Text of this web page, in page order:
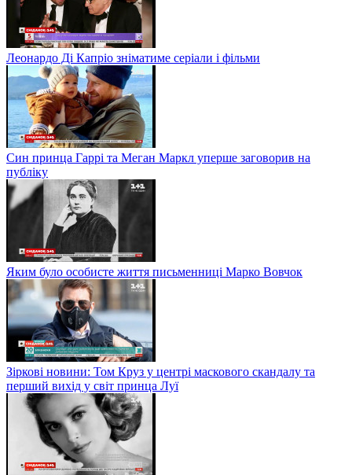
Леонардо Ді Капріо зніматиме серіали і фільми
Син принца Гаррі та Меган Маркл уперше заговорив на
публіку
Яким було особисте життя письменниці Марко Вовчок
Зіркові новини: Том Круз у центрі маскового скандалу та
перший вихід у світ принца Луї